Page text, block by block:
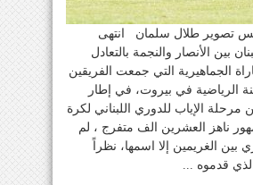
تصوير طلال سلمان انتهى
بين الأنصار والنجمة بالتعادل
الجماهيرية التي جمعت الفريقين
الرياضية في بيروت، في إطار
مرحلة الإياب للدوري اللبناني لكرة
ناهز العشرين الف متفرج ، لم
الغريمين إلا اسمها، نظراً
الذي قدموه ...